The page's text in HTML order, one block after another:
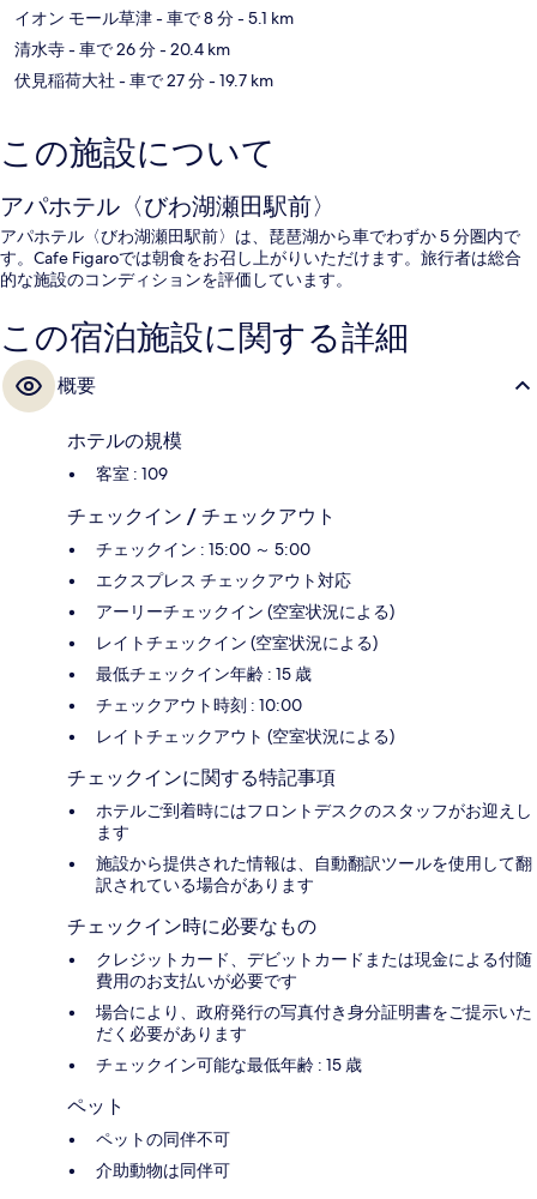
イオン モール草津- 車で 8 分- 5.1 km
清水寺- 車で 26 分- 20.4 km
伏見稲荷大社 - 車で 27 分- 19.7 km
この施設について
アパホテル〈びわ湖瀬田駅前〉
アパホテル〈びわ湖瀬田駅前〉は、琵琶湖から車でわずか 5 分圏内で
す。Cafe Figaroでは朝食をお召し上がりいただけます。旅行者は総合
的な施設のコンディションを評価しています。
この宿泊施設に関する詳細
概要
ホテルの規模
客室 : 109
チェックイン / チェックアウト
チェックイン : 15:00 ～ 5:00
エクスプレス チェックアウト対応
アーリーチェックイン (空室状況による)
レイトチェックイン (空室状況による)
最低チェックイン年齢 : 15 歳
チェックアウト時刻 : 10:00
レイトチェックアウト (空室状況による)
チェックインに関する特記事項
ホテルご到着時にはフロントデスクのスタッフがお迎えし
ます
施設から提供された情報は、自動翻訳ツールを使用して翻
訳されている場合があります
チェックイン時に必要なもの
クレジットカード、デビットカードまたは現金による付随
費用のお支払いが必要です
場合により、政府発行の写真付き身分証明書をご提示いた
だく必要があります
チェックイン可能な最低年齢 : 15 歳
ペット
ペットの同伴不可
介助動物は同伴可